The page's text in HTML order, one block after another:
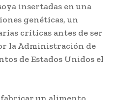
insertadas en una
genéticas, un
críticas antes de ser
la Administración de
de Estados Unidos el